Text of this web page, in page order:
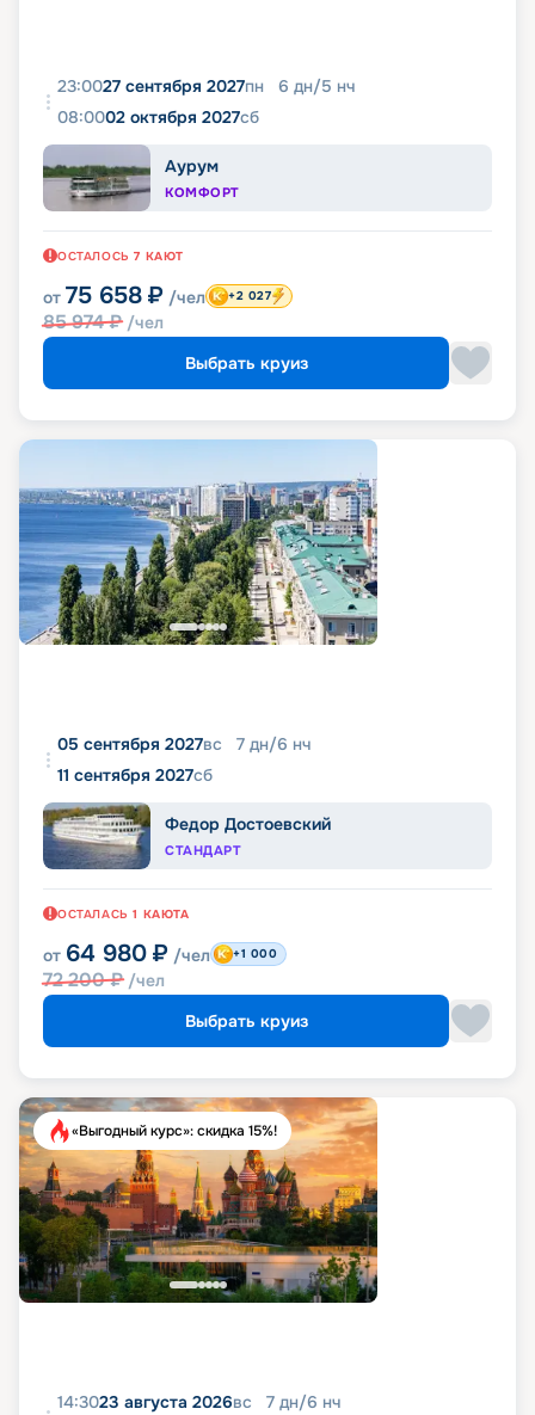
23:0027 сентября 2027пн 6 дн/5 нч
08:0002 октября 2027сб
Аурум
КОМФОРТ
ОСТАЛОСЬ 7 КАЮТ
от 75 658 ₽ /чел
85 974₽ /чел
+2 027
Выбрать круиз
05 сентября 2027вс 7 дн/6 нч
11 сентября 2027сб
Федор Достоевский
СТАНДАРТ
ОСТАЛАСЬ 1 КАЮТА
от 64 980 ₽ /чел
72 200₽ /чел
+1 000
Выбрать круиз
«Выгодный курс»: скидка 15%!
14:3023 августа 2026вс 7 дн/6 нч